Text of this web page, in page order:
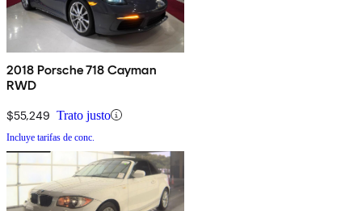
2018 Porsche 718 Cayman
RWD
$55,249 Trato justo
Incluye tarifas de conc.